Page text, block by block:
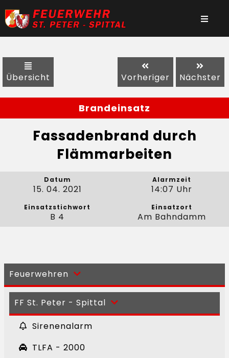
Übersicht Vorheriger Nächster
Brandeinsatz
Fassadenbrand durch
Flämmarbeiten
Datum
15. 04. 2021
Alarmzeit
14:07 Uhr
Einsatzstichwort
B 4
Einsatzort
Am Bahndamm
Feuerwehren
FF St. Peter - Spittal
Sirenenalarm
TLFA - 2000